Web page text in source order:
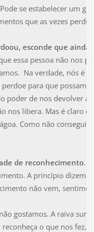
se estabelecer um
que as vezes
esconde que ainda
essa pessoa não nos
Na verdade, nós é
para que
poder de nos devolver a
nos libera. Mas é claro
Como não
de reconhecimento.
A princípio
não vem,
gostamos. A raiva
o que nos fez,